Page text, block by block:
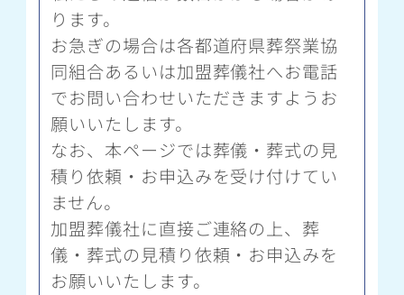
ります。
お急ぎの場合は各都道府県葬祭業協
同組合あるいは加盟葬儀社へお電話
でお問い合わせいただきますようお
願いいたします。
なお、本ページでは葬儀・葬式の見
積り依頼・お申込みを受け付けてい
ません。
加盟葬儀社に直接ご連絡の上、葬
儀・葬式の見積り依頼・お申込みを
お願いいたします。